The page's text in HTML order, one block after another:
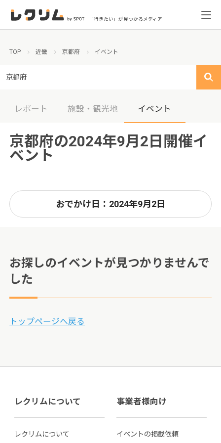
「行きたい」が見つかるメディア
TOP 近畿 京都府 イベント
京都府
レポート 施設・観光地 イベント
京都府の2024年9月2日開催イ
ベント
おでかけ日：2024年9月2日
お探しのイベントが見つかりませんで
した
トップページへ戻る
レクリムについて
レクリムについて
事業者様向け
イベントの掲載依頼